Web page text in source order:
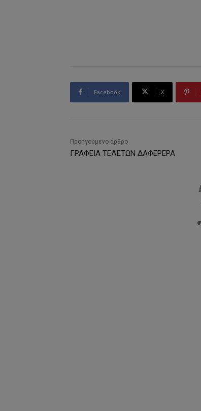
Facebook X
Προηγούμενο άρθρο
ΓΡΑΦΕΙΑ ΤΕΛΕΤΩΝ ΔΑΦΕΡΕΡΑ